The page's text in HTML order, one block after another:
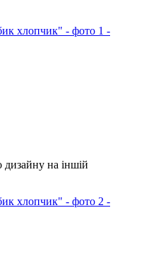
дизайну на іншій